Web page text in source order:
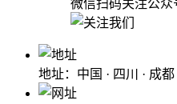
微信扫码关注公众
地址：中国 · 四川 · 成都